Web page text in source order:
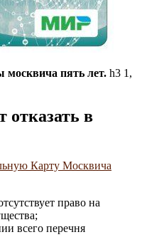
москвича пять лет. h3 1,
отказать в
право на
всего перечня